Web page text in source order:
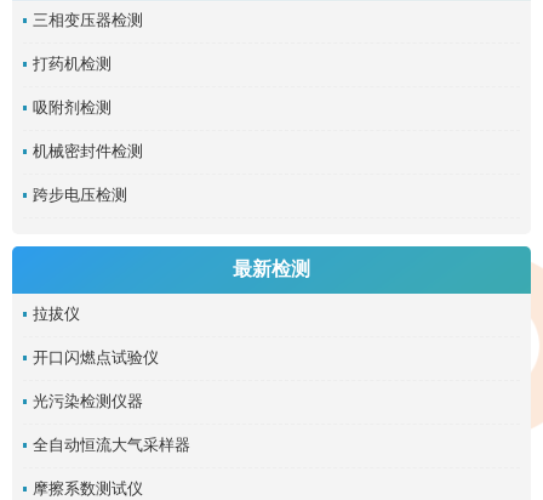
三相变压器检测
打药机检测
吸附剂检测
机械密封件检测
跨步电压检测
最新检测
拉拔仪
开口闪燃点试验仪
光污染检测仪器
全自动恒流大气采样器
摩擦系数测试仪